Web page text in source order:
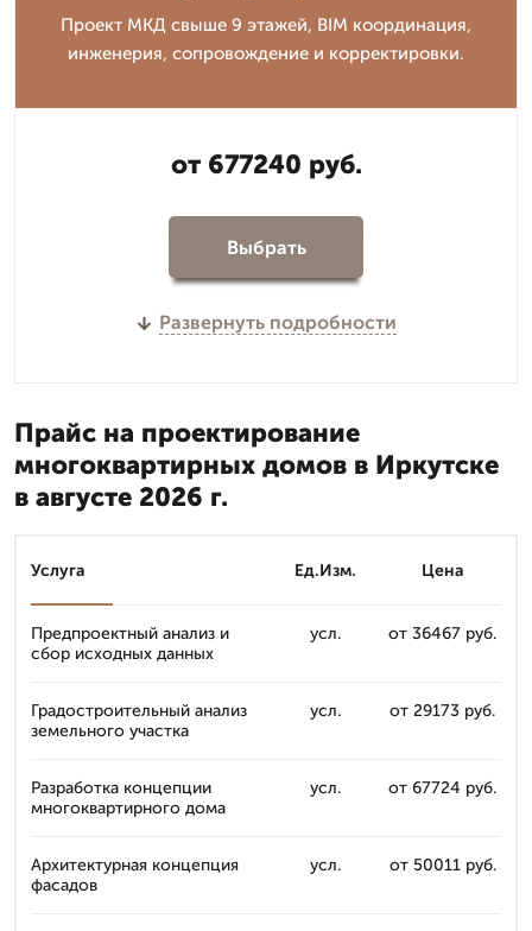
Проект МКД свыше 9 этажей, BIM координация,
инженерия, сопровождение и корректировки.
от 677240 руб.
Выбрать
Развернуть подробности
Прайс на проектирование
многоквартирных домов в Иркутске
в августе 2026 г.
Услуга Ед.Изм. Цена
Предпроектный анализ и
сбор исходных данных
усл. от 36467 руб.
Градостроительный анализ
земельного участка
усл. от 29173 руб.
Разработка концепции
многоквартирного дома
усл. от 67724 руб.
Архитектурная концепция
фасадов
усл. от 50011 руб.